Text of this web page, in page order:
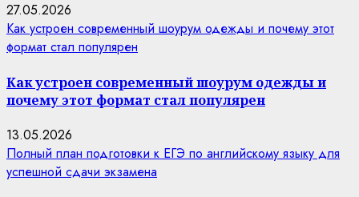
27.05.2026
Как устроен современный шоурум одежды и почему этот
формат стал популярен
Как устроен современный шоурум одежды и
почему этот формат стал популярен
13.05.2026
Полный план подготовки к ЕГЭ по английскому языку для
успешной сдачи экзамена